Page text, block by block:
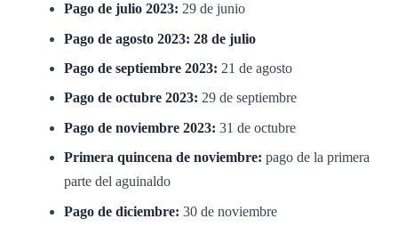
Pago de julio 2023: 29 de junio
Pago de agosto 2023: 28 de julio
Pago de septiembre 2023: 21 de agosto
Pago de octubre 2023: 29 de septiembre
Pago de noviembre 2023: 31 de octubre
Primera quincena de noviembre: pago de la primera
parte del aguinaldo
Pago de diciembre: 30 de noviembre